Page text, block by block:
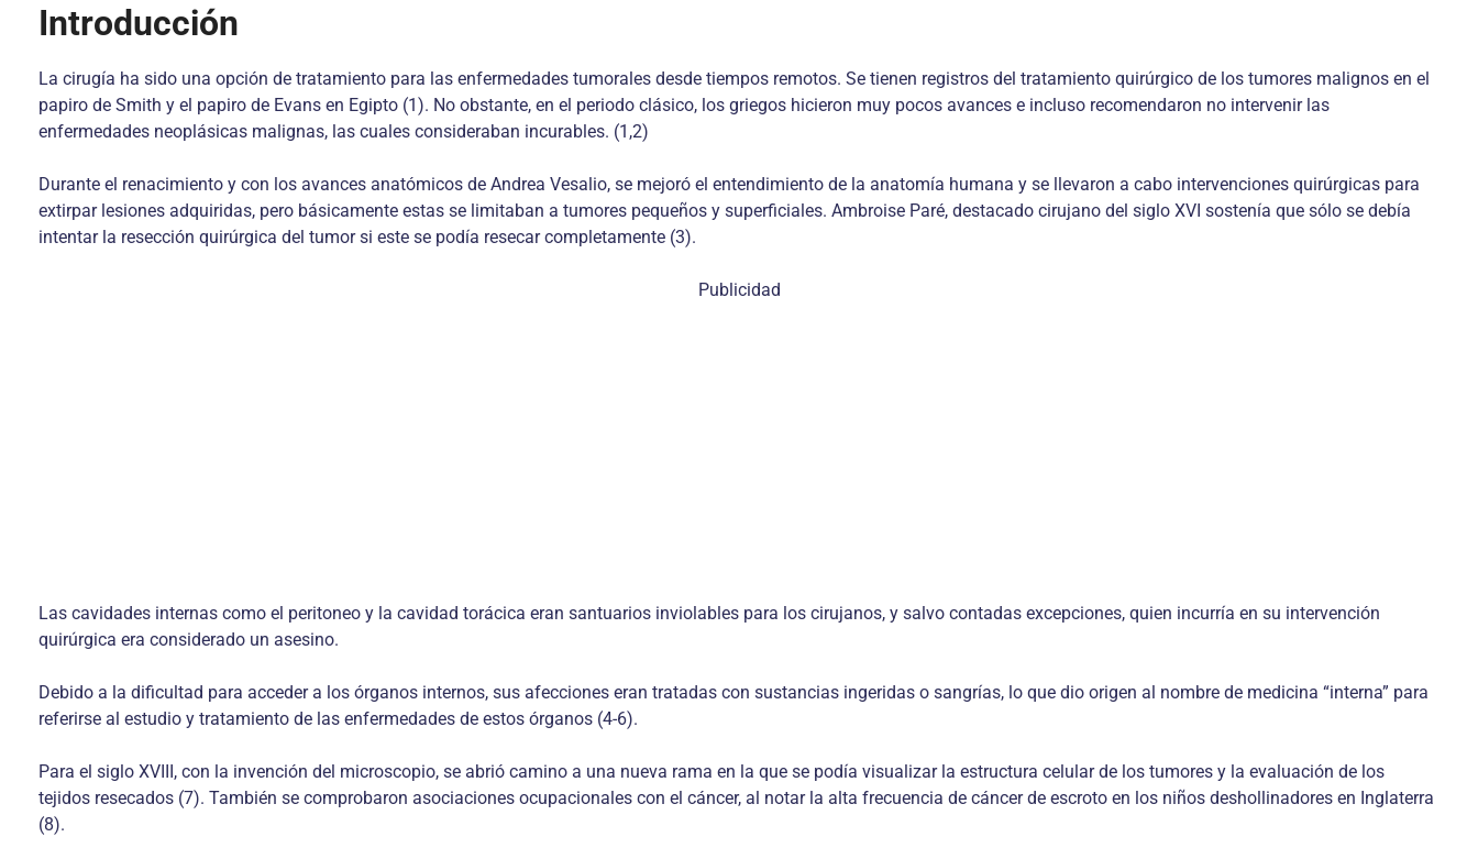
Introducción
La cirugía ha sido una opción de tratamiento para las enfermedades tumorales desde tiempos remotos. Se tienen registros del tratamiento quirúrgico de los tumores malignos en el
papiro de Smith y el papiro de Evans en Egipto (1). No obstante, en el periodo clásico, los griegos hicieron muy pocos avances e incluso recomendaron no intervenir las
enfermedades neoplásicas malignas, las cuales consideraban incurables. (1,2)
Durante el renacimiento y con los avances anatómicos de Andrea Vesalio, se mejoró el entendimiento de la anatomía humana y se llevaron a cabo intervenciones quirúrgicas para
extirpar lesiones adquiridas, pero básicamente estas se limitaban a tumores pequeños y superficiales. Ambroise Paré, destacado cirujano del siglo XVI sostenía que sólo se debía
intentar la resección quirúrgica del tumor si este se podía resecar completamente (3).
Publicidad
Las cavidades internas como el peritoneo y la cavidad torácica eran santuarios inviolables para los cirujanos, y salvo contadas excepciones, quien incurría en su intervención
quirúrgica era considerado un asesino.
Debido a la dificultad para acceder a los órganos internos, sus afecciones eran tratadas con sustancias ingeridas o sangrías, lo que dio origen al nombre de medicina “interna” para
referirse al estudio y tratamiento de las enfermedades de estos órganos (4-6).
Para el siglo XVIII, con la invención del microscopio, se abrió camino a una nueva rama en la que se podía visualizar la estructura celular de los tumores y la evaluación de los
tejidos resecados (7). También se comprobaron asociaciones ocupacionales con el cáncer, al notar la alta frecuencia de cáncer de escroto en los niños deshollinadores en Inglaterra
(8).